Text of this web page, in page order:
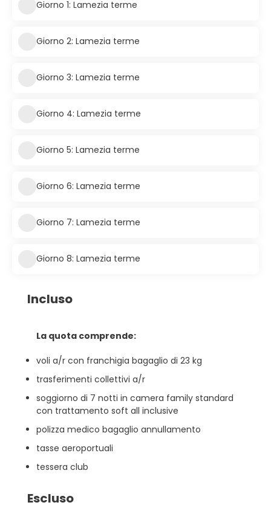
Giorno 1: Lamezia terme
Giorno 2: Lamezia terme
Giorno 3: Lamezia terme
Giorno 4: Lamezia terme
Giorno 5: Lamezia terme
Giorno 6: Lamezia terme
Giorno 7: Lamezia terme
Giorno 8: Lamezia terme
Incluso
La quota comprende:
voli a/r con franchigia bagaglio di 23 kg
trasferimenti collettivi a/r
soggiorno di 7 notti in camera family standard
con trattamento soft all inclusive
polizza medico bagaglio annullamento
tasse aeroportuali
tessera club
Escluso